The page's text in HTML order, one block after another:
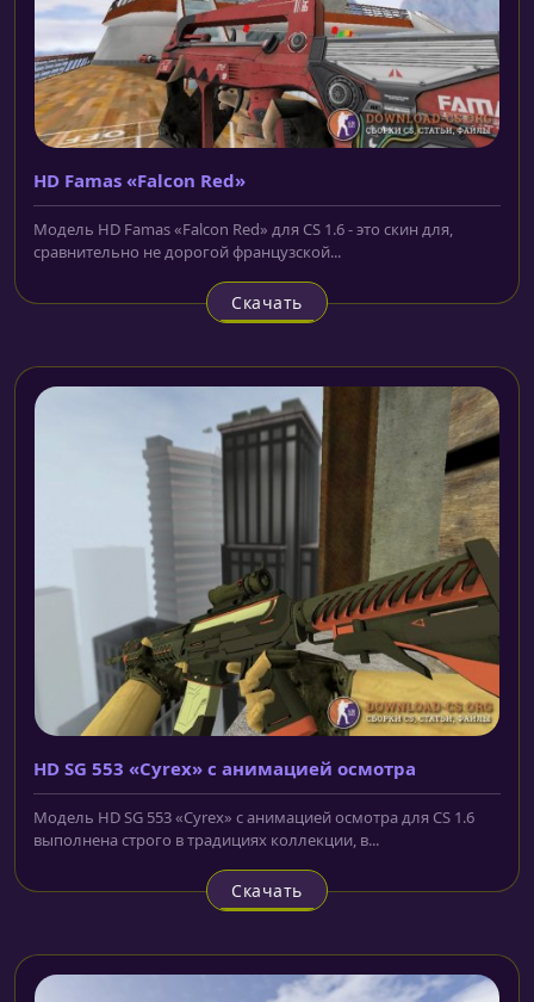
HD Famas «Falcon Red»
Модель HD Famas «Falcon Red» для CS 1.6 - это скин для,
сравнительно не дорогой французской...
Скачать
HD SG 553 «Cyrex» с анимацией осмотра
Модель HD SG 553 «Cyrex» с анимацией осмотра для CS 1.6
выполнена строго в традициях коллекции, в...
Скачать